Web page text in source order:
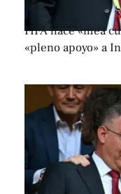
FIFA hace «mea
«pleno apoyo» a